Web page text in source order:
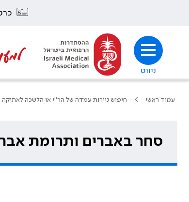
ניווט
עמוד ראשי חיפוש ניירות עמדה של הר"י או הלשכה לאתיקה
סחר באברים ותרומת